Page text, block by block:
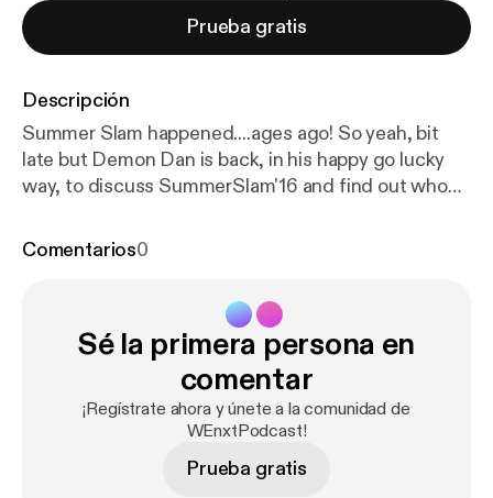
Prueba gratis
Descripción
Summer Slam happened....ages ago! So yeah, bit
late but Demon Dan is back, in his happy go lucky
way, to discuss SummerSlam'16 and find out who
ultimately irrelevant, and pointless
Comentarios0
Sé la primera persona en
comentar
¡Regístrate ahora y únete a la comunidad de
WEnxtPodcast!
Prueba gratis